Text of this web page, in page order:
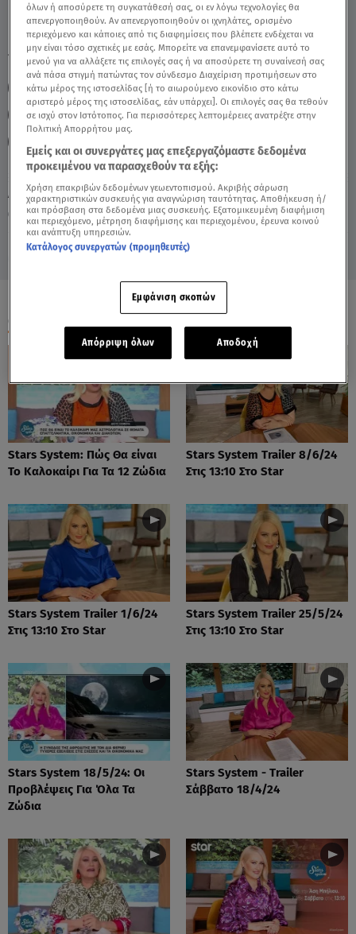
Δευτέρα 10 Αυγούστου 2026
29.12.23, 11:10 ΖΩΔΙΑ
TAGS: ΚΡΙΟΣ ΖΩΔΙΑ ΑΣΗ ΜΠΗΛΙΟΥ
ΖΩΔΙΑ ΑΣΗ ΜΠΗΛΙΟΥ ΖΩΔΙΑ 2024
ΠΡΟΒΛΕΨΕΙΣ 2024
ΕΤΗΣΙΕΣ ΠΡΟΒΛΕΨΕΙΣ
ΕΡΩΤΙΚΕΣ ΠΡΟΒΛΕΨΕΙΣ
BREAKFAST@STAR
ΟΛΑ ΤΑ ΒΙΝΤΕΟ
Stars System: Πώς Θα είναι
Το Καλοκαίρι Για Τα 12 Ζώδια
Stars System Trailer 8/6/24
Στις 13:10 Στο Star
Stars System Trailer 1/6/24
Στις 13:10 Στο Star
Stars System Trailer 25/5/24
Στις 13:10 Στο Star
Stars System 18/5/24: Οι
Προβλέψεις Για Όλα Τα
Ζώδια
Stars System - Trailer
Σάββατο 18/4/24
όλων ή αποσύρετε τη συγκατάθεσή σας, οι εν λόγω τεχνολογίες θα
απενεργοποιηθούν. Αν απενεργοποιηθούν οι ιχνηλάτες, ορισμένο
περιεχόμενο και κάποιες από τις διαφημίσεις που βλέπετε ενδέχεται να
μην είναι τόσο σχετικές με εσάς. Μπορείτε να επανεμφανίσετε αυτό το
μενού για να αλλάξετε τις επιλογές σας ή να αποσύρετε τη συναίνεσή σας
ανά πάσα στιγμή πατώντας τον σύνδεσμο Διαχείριση προτιμήσεων στο
κάτω μέρος της ιστοσελίδας [ή το αιωρούμενο εικονίδιο στο κάτω
αριστερό μέρος της ιστοσελίδας, εάν υπάρχει]. Οι επιλογές σας θα τεθούν
σε ισχύ στον Ιστότοπος. Για περισσότερες λεπτομέρειες ανατρέξτε στην
Πολιτική Απορρήτου μας.
Εμείς και οι συνεργάτες μας επεξεργαζόμαστε δεδομένα
προκειμένου να παρασχεθούν τα εξής:
Χρήση επακριβών δεδομένων γεωεντοπισμού. Ακριβής σάρωση
χαρακτηριστικών συσκευής για αναγνώριση ταυτότητας. Αποθήκευση ή/
και πρόσβαση στα δεδομένα μιας συσκευής. Εξατομικευμένη διαφήμιση
και περιεχόμενο, μέτρηση διαφήμισης και περιεχομένου, έρευνα κοινού
και ανάπτυξη υπηρεσιών.
Κατάλογος συνεργατών (προμηθευτές)
Εμφάνιση σκοπών
Απόρριψη όλων Αποδοχή